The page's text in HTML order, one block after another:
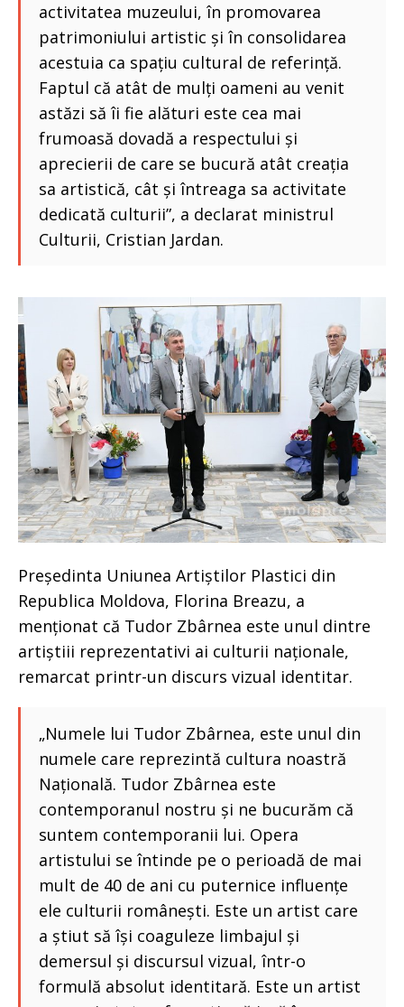
activitatea muzeului, în promovarea
patrimoniului artistic și în consolidarea
acestuia ca spațiu cultural de referință.
Faptul că atât de mulți oameni au venit
astăzi să îi fie alături este cea mai
frumoasă dovadă a respectului și
aprecierii de care se bucură atât creația
sa artistică, cât și întreaga sa activitate
dedicată culturii”, a declarat ministrul
Culturii, Cristian Jardan.
Președinta Uniunea Artiștilor Plastici din
Republica Moldova, Florina Breazu, a
menționat că Tudor Zbârnea este unul dintre
artiștiii reprezentativi ai culturii naționale,
remarcat printr-un discurs vizual identitar.
„Numele lui Tudor Zbârnea, este unul din
numele care reprezintă cultura noastră
Națională. Tudor Zbârnea este
contemporanul nostru și ne bucurăm că
suntem contemporanii lui. Opera
artistului se întinde pe o perioadă de mai
mult de 40 de ani cu puternice influențe
ele culturii românești. Este un artist care
a știut să își coaguleze limbajul și
demersul și discursul vizual, într-o
formulă absolut identitară. Este un artist